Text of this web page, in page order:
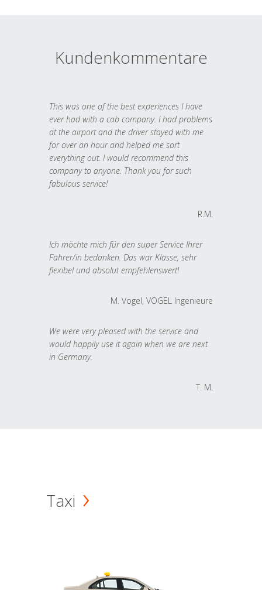
Kundenkommentare
This was one of the best experiences I have
ever had with a cab company. I had problems
at the airport and the driver stayed with me
for over an hour and helped me sort
everything out. I would recommend this
company to anyone. Thank you for such
fabulous service!
R.M.
Ich möchte mich für den super Service Ihrer
Fahrer/in bedanken. Das war Klasse, sehr
flexibel und absolut empfehlenswert!
M. Vogel, VOGEL Ingenieure
We were very pleased with the service and
would happily use it again when we are next
in Germany.
T. M.
Taxi